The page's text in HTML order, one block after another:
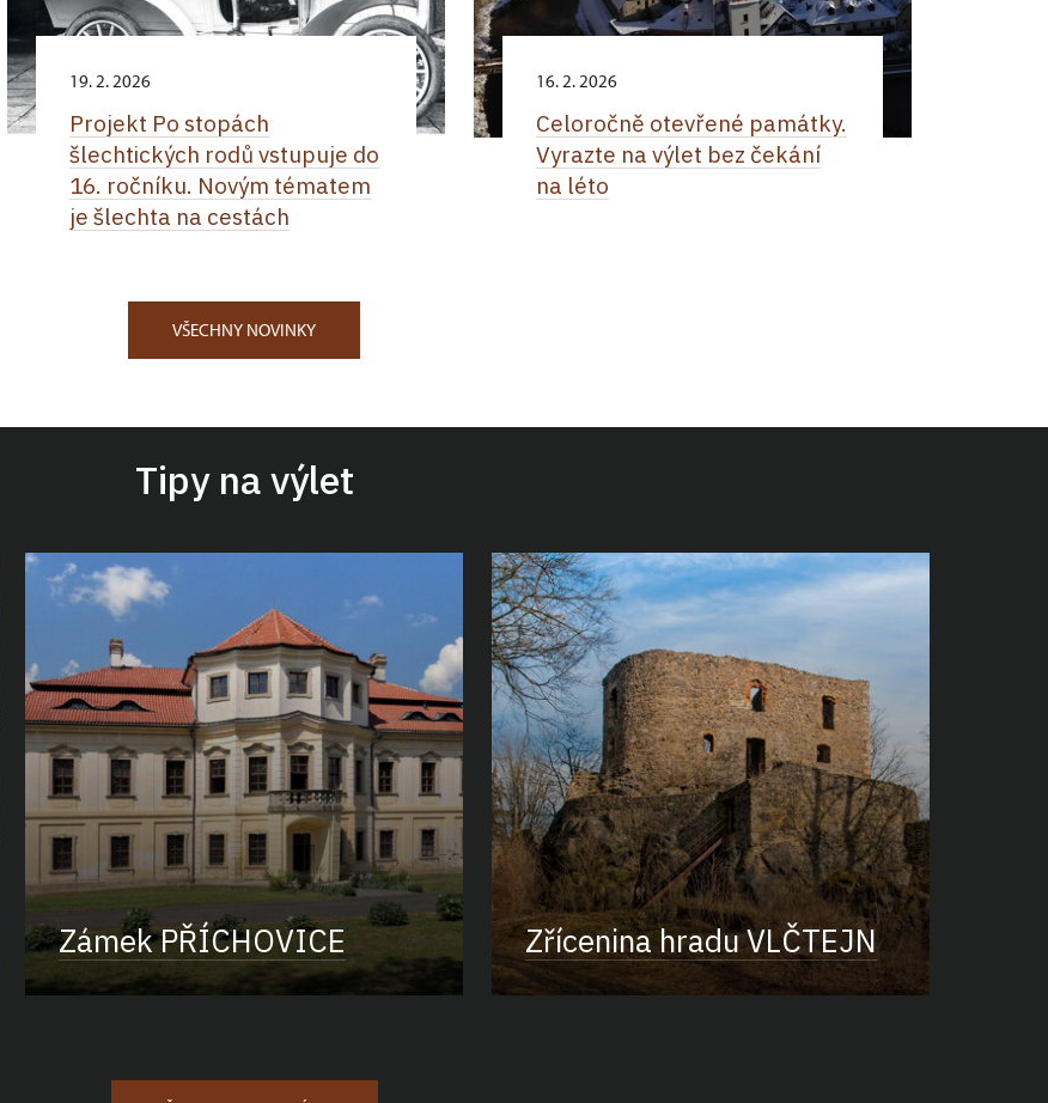
19. 2. 2026
Projekt Po stopách
šlechtických rodů vstupuje do
16. ročníku. Novým tématem
je šlechta na cestách
16. 2. 2026
Celoročně otevřené památky.
Vyrazte na výlet bez čekání
na léto
VŠECHNY NOVINKY
Tipy na výlet
Zámek PŘÍCHOVICE Zřícenina hradu VLČTEJN